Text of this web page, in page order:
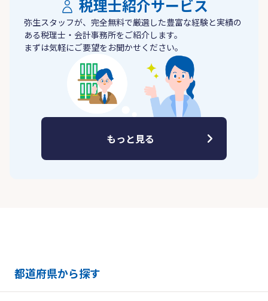
税理士紹介サービス
弥生スタッフが、完全無料で厳選した豊富な経験と実績の
ある税理士・会計事務所をご紹介します。
まずは気軽にご要望をお聞かせください。
もっと見る
都道府県から探す